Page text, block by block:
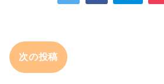
次の投稿